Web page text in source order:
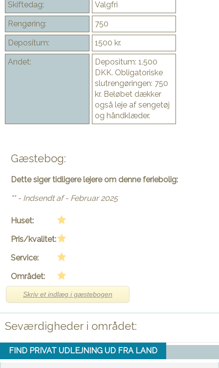
Skiftedag: Valgfri
Rengøring: 750
Depositum: 1500 kr.
Andet:
Depositum: 1.500
DKK. Obligatoriske
slutrengøringen: 750
kr. Beløbet dækker
også leje af sengetøj
og håndklæder.
Gæstebog:
Dette siger tidligere lejere om denne feriebolig:
"" - Indsendt af - Februar 2025
Huset:
Pris/kvalitet:
Service:
Området:
Skriv et indlæg i gæstebogen
Seværdigheder i området:
FIND PRIVAT UDLEJNING UD FRA LAND